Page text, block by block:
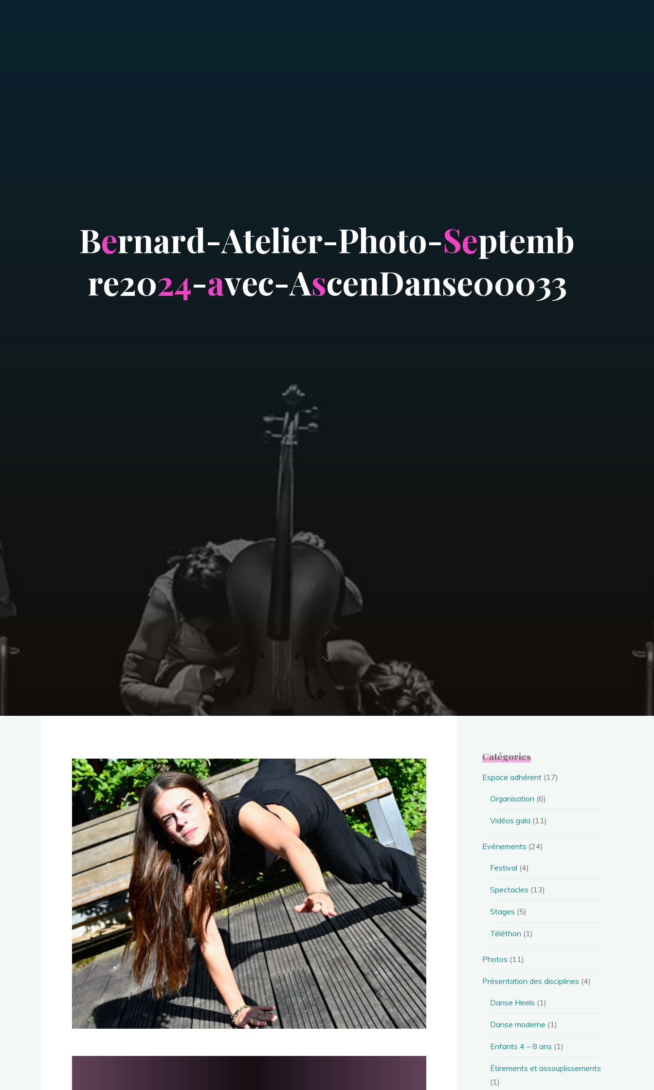
Bernard-Atelier-Photo-Septemb
re2024-avec-AscenDanse00033
Catégories
Espace adhérent (17)
Organisation (6)
Vidéos gala (11)
Evénements (24)
Festival (4)
Spectacles (13)
Stages (5)
Téléthon (1)
Photos (11)
Présentation des disciplines (4)
Danse Heels (1)
Danse moderne (1)
Enfants 4 – 8 ans (1)
Étirements et assouplissements
(1)